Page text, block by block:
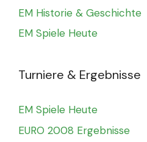
EM Historie & Geschichte
EM Spiele Heute
Turniere & Ergebnisse
EM Spiele Heute
EURO 2008 Ergebnisse